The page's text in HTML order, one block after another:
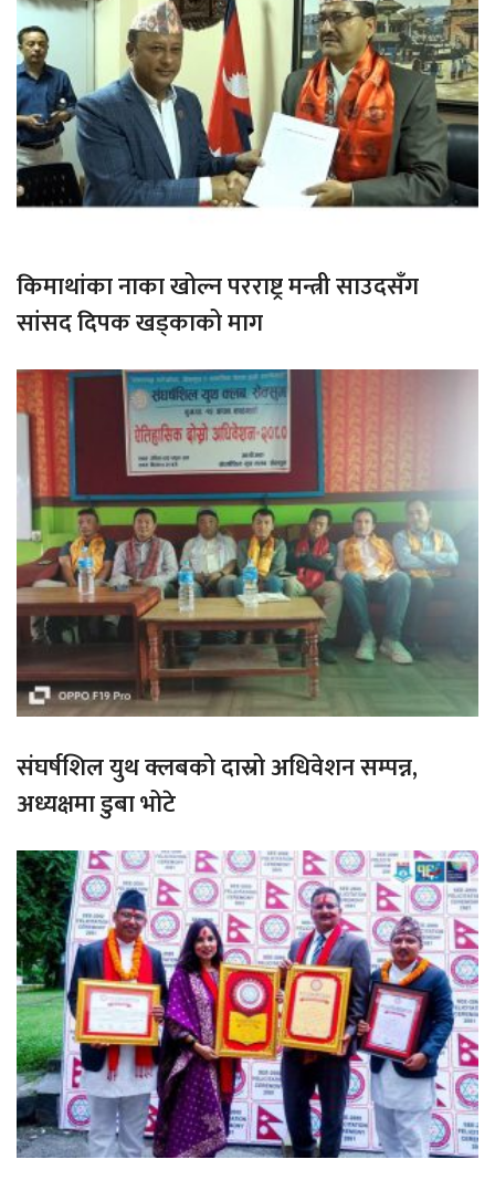
किमाथांका नाका खोल्न परराष्ट्र मन्त्री साउदसँग
सांसद दिपक खड्काको माग
संघर्षशिल युथ क्लबको दास्रो अधिवेशन सम्पन्न,
अध्यक्षमा डुबा भोटे